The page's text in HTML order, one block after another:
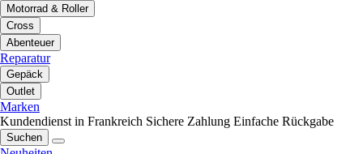
Motorrad & Roller
Cross
Abenteuer
Reparatur
Gepäck
Outlet
Marken
Kundendienst in Frankreich Sichere Zahlung Einfache Rückgabe
Suchen